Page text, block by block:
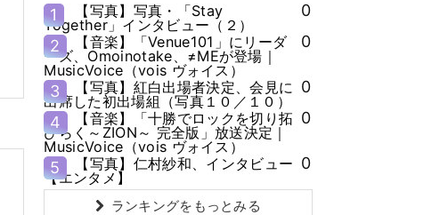
1
【写真】写真・「Stay
Together」インタビュー（２）
0
2
【音楽】「Venue101」にリーダ
ーズ、Omoinotake、≠MEが登場｜
MusicVoice（vois ヴォイス）
0
3
【写真】紅白出場者決定、会見に
出席した初出場組（写真１０／１０）
0
4
【音楽】「十勝でロックを切り拓
ひらく～ZION～ 完全版」放送決定｜
MusicVoice（vois ヴォイス）
0
5
【写真】仁村紗和、インタビュー
【エンタメ】
0
ランキングをもっとみる